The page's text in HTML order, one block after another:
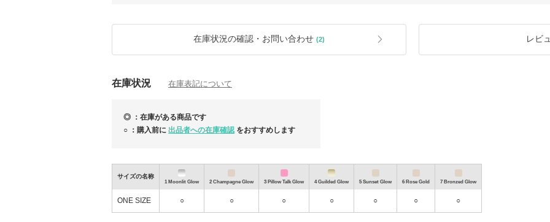
ADHOC / Pony Stone / DISAYA / Kloset / Pretty Boy Gear なども買付可能。
★まとめ買い、リピート割引など気軽にお問い合わせください。
★ブラウザにより色が現品と違って見
イギリス発★RINIKINI★大人のラグジュアリークロシ
ェ水着ご紹介
英国発★RINIKINI★女子力UPラグジュアリークロシ
ェ水着
在庫状況の確認・お問い合わせ (2) レビ
在庫状況 在庫表記について
◎ ：在庫がある商品です
○ ：購入前に 出品者への在庫確認 をおすすめします
サイズの名称
1 Moonlit Glow 2 Champagne Glow 3 Pillow Talk Glow 4 Guilded Glow 5 Sunset Glow 6 Rose Gold 7 Bronzed Glow
ONE SIZE ○ ○ ○ ○ ○ ○ ○